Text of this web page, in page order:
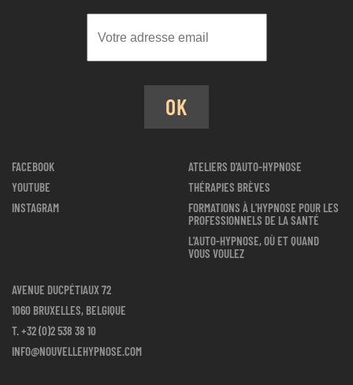
OK
FACEBOOK
YOUTUBE
INSTAGRAM
ATELIERS D'AUTO-HYPNOSE
THÉRAPIES BRÈVES
FORMATIONS À L'HYPNOSE POUR LES
PROFESSIONNELS DE LA SANTÉ
L'AUTO-HYPNOSE, OÙ ET QUAND
VOUS VOULEZ
AVENUE DUCPÉTIAUX 72
1060 BRUXELLES, BELGIQUE
T.+32 (0)2 538 38 10
INFO@NOUVELLEHYPNOSE.COM